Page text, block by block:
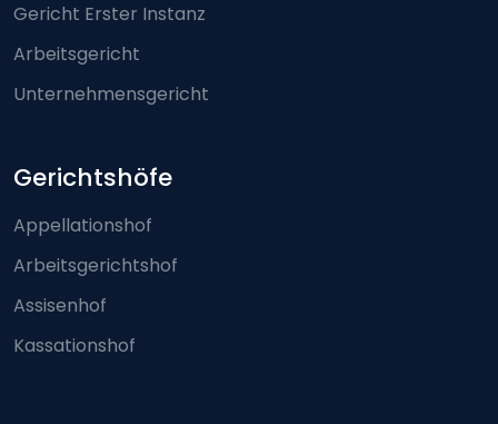
Gericht Erster Instanz
Arbeitsgericht
Unternehmensgericht
Gerichtshöfe
Appellationshof
Arbeitsgerichtshof
Assisenhof
Kassationshof